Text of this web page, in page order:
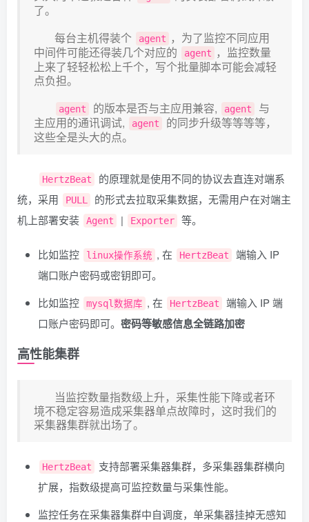
了。
每台主机得装个
agent
，为了监控不同应用
中间件可能还得装几个对应的
agent
，监控数量
上来了轻轻松松上千个，写个批量脚本可能会减轻
点负担。
agent 的版本是否与主应用兼容, agent
与
主应用的通讯调试,
agent
的同步升级等等等等，
这些全是头大的点。
HertzBeat
的原理就是使用不同的协议去直连对端系
统，采用
PULL
的形式去拉取采集数据，无需用户在对端主
机上部署安装
Agent | Exporter 等。
比如监控 linux操作系统 , 在 HertzBeat
端输入 IP
端口账户密码或密钥即可。
比如监控
mysql数据库 , 在 HertzBeat
端输入 IP 端
口账户密码即可。 密码等敏感信息全链路加密
高性能集群
当监控数量指数级上升，采集性能下降或者环
境不稳定容易造成采集器单点故障时，这时我们的
采集器集群就出场了。
HertzBeat
支持部署采集器集群，多采集器集群横向
扩展，指数级提高可监控数量与采集性能。
监控任务在采集器集群中自调度，单采集器挂掉无感知